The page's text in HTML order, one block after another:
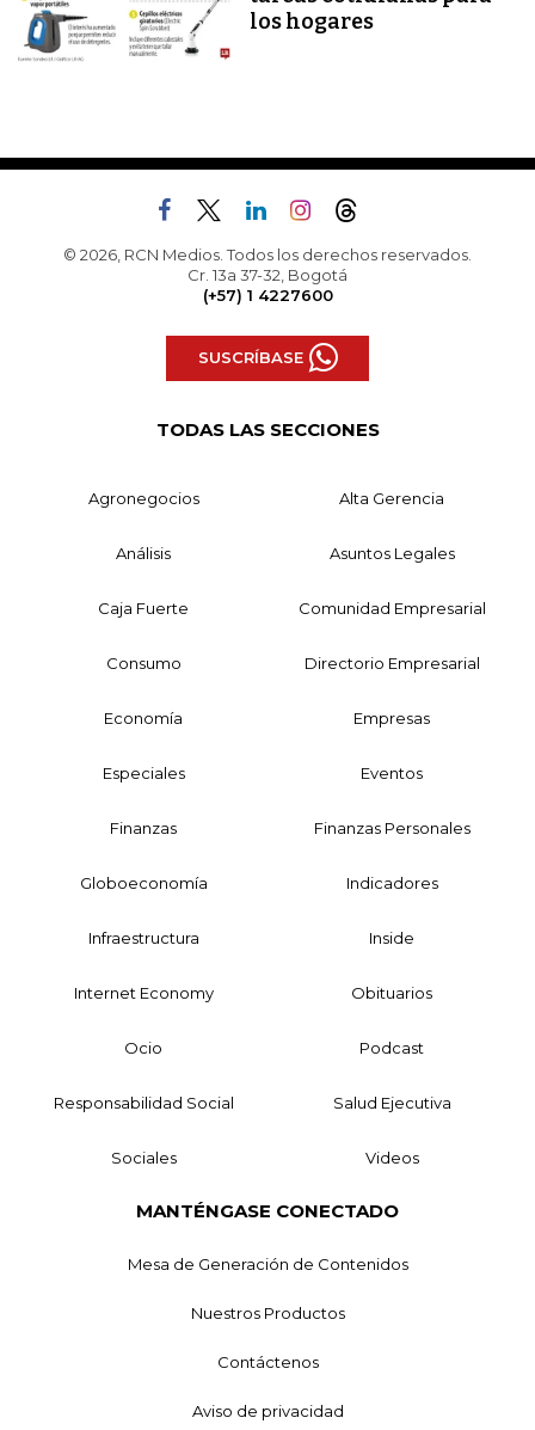
los hogares
© 2026, RCN Medios. Todos los derechos reservados.
Cr. 13a 37-32, Bogotá
(+57) 1 4227600
SUSCRÍBASE
TODAS LAS SECCIONES
Agronegocios Alta Gerencia
Análisis Asuntos Legales
Caja Fuerte Comunidad Empresarial
Consumo Directorio Empresarial
Economía Empresas
Especiales Eventos
Finanzas Finanzas Personales
Globoeconomía Indicadores
Infraestructura Inside
Internet Economy Obituarios
Ocio Podcast
Responsabilidad Social Salud Ejecutiva
Sociales Videos
MANTÉNGASE CONECTADO
Mesa de Generación de Contenidos
Nuestros Productos
Contáctenos
Aviso de privacidad